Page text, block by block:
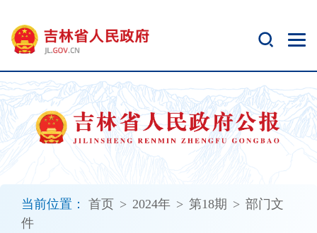
当前位置： 首页 > 2024年 > 第18期 > 部门文
件
开
无
障
碍
说
明